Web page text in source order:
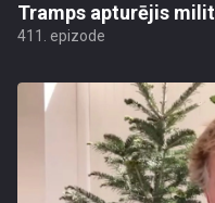
Tramps apturējis
411. epizode